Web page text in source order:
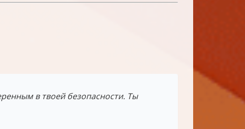
в твоей безопасности. Ты